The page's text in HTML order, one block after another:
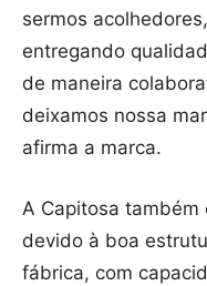
sermos
entregando
de maneira
deixamos nossa
afirma a marca.
A Capitosa também
devido à boa
fábrica, com